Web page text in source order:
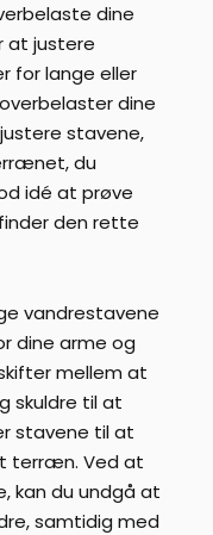
dine
at justere
for lange eller
dine
stavene,
du
idé at prøve
den rette
vandrestavene
dine arme og
mellem at
skuldre til at
stavene til at
terræn. Ved at
kan du undgå at
samtidig med